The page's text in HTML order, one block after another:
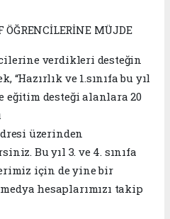
MÜJDE
verdikleri desteğin
“Hazırlık ve 1.sınıfa bu yıl
eğitim desteği alanlara 20
üzerinden
Bu yıl 3. ve 4. sınıfa
için de yine bir
hesaplarımızı takip